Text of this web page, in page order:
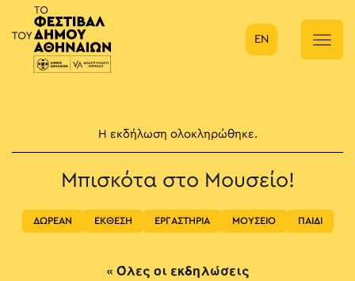
Κύρια πλοήγηση
EN
Η εκδήλωση ολοκληρώθηκε.
Μπισκότα στο Μουσείο!
ΔΩΡΕΑΝ ΕΚΘΕΣΗ ΕΡΓΑΣΤΗΡΙΑ ΜΟΥΣΕΙΟ ΠΑΙΔΙ
« Όλες οι εκδηλώσεις